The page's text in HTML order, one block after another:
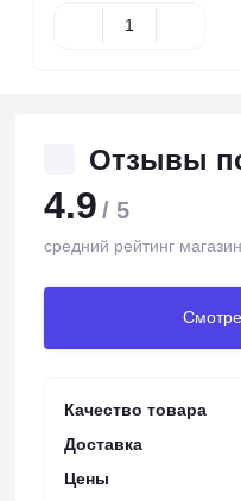
Отзывы
4.9 / 5
средний рейтинг
Качество товара
Доставка
Цены